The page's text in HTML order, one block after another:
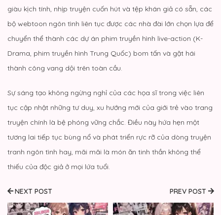
giàu kịch tính, nhịp truyện cuốn hút và tệp khán giả có sẵn, các
bộ webtoon ngôn tình liên tục được các nhà đài lớn chọn lựa để
chuyển thể thành các dự án phim truyền hình live-action (K-
Drama, phim truyền hình Trung Quốc) bom tấn và gặt hái
thành công vang dội trên toàn cầu.
Sự sáng tạo không ngừng nghỉ của các họa sĩ trong việc liên
tục cập nhật những tư duy, xu hướng mới của giới trẻ vào trang
truyện chính là bệ phóng vững chắc. Điều này hứa hẹn một
tương lai tiếp tục bùng nổ và phát triển rực rỡ của dòng truyện
tranh ngôn tình hay, mãi mãi là món ăn tinh thần không thể
thiếu của độc giả ở mọi lứa tuổi.
NEXT POST PREV POST